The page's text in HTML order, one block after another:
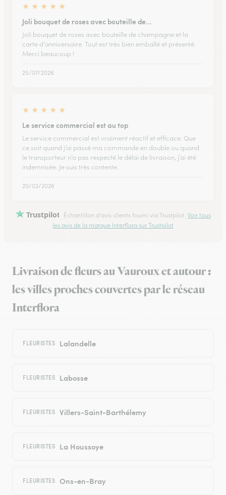
★ ★ ★ ★ ★
Joli bouquet de roses avec bouteille de…
Joli bouquet de roses avec bouteille de champagne et la
carte d'anniversaire. Tout est très bien emballé et présenté.
Merci beaucoup !
25/07/2026
★ ★ ★ ★ ★
Le service commercial est au top
Le service commercial est vraiment réactif et efficace. Que
ce soit quand j’ai passé ma commande en double ou quand
le transporteur n’a pas respecté le délai de livraison, j’ai été
indemnisée. Je suis très contente.
20/02/2026
Trustpilot Échantillon d'avis clients fourni via Trustpilot. Voir tous
les avis de la marque Interflora sur Trustpilot
Livraison de fleurs au Vauroux et autour :
les villes proches couvertes par le réseau
Interflora
FLEURISTES Lalandelle
FLEURISTES Labosse
FLEURISTES Villers-Saint-Barthélemy
FLEURISTES La Houssoye
FLEURISTES Ons-en-Bray